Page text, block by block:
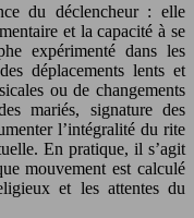
du déclencheur : elle
et la capacité à se
expérimenté dans les
déplacements lents et
ou de changements
mariés, signature des
l’intégralité du rite
En pratique, il s’agit
mouvement est calculé
et les attentes du